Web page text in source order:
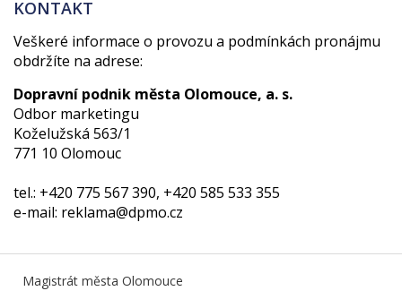
KONTAKT
Veškeré informace o provozu a podmínkách pronájmu
obdržíte na adrese:
Dopravní podnik města Olomouce, a. s.
Odbor marketingu
Koželužská 563/1
771 10 Olomouc
tel.: +420 775 567 390, +420 585 533 355
e-mail: reklama@dpmo.cz
Magistrát města Olomouce